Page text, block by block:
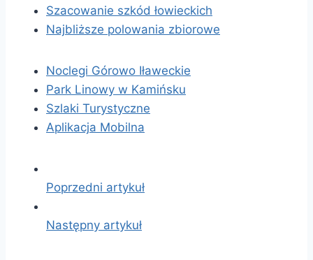
Szacowanie szkód łowieckich
Najbliższe polowania zbiorowe
Noclegi Górowo Iławeckie
Park Linowy w Kamińsku
Szlaki Turystyczne
Aplikacja Mobilna
Poprzedni artykuł
Następny artykuł